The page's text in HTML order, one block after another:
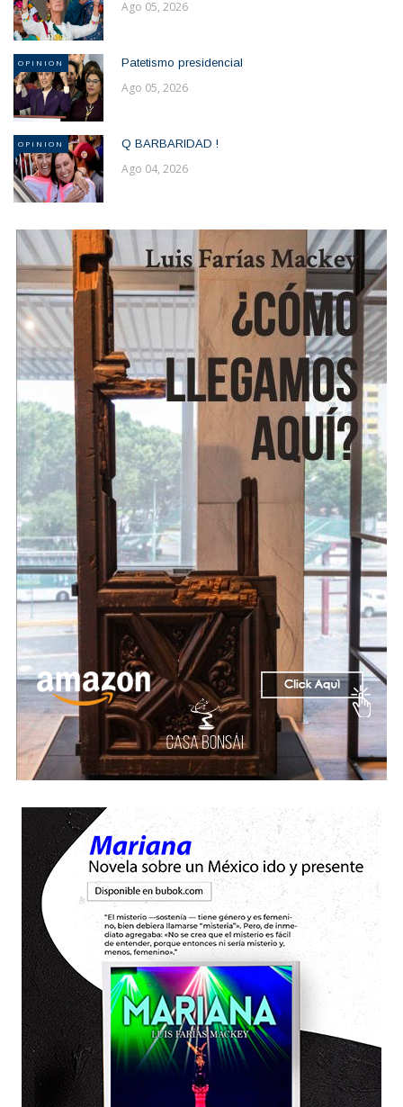
Ago 05, 2026
OPINION Patetismo presidencial
Ago 05, 2026
OPINION Q BARBARIDAD !
Ago 04, 2026